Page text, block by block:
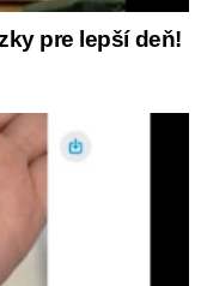
pre lepší deň!